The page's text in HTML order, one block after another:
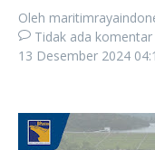
Oleh
Tidak ada komentar
13 Desember 2024